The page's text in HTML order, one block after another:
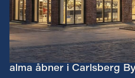
alma åbner i Carlsberg